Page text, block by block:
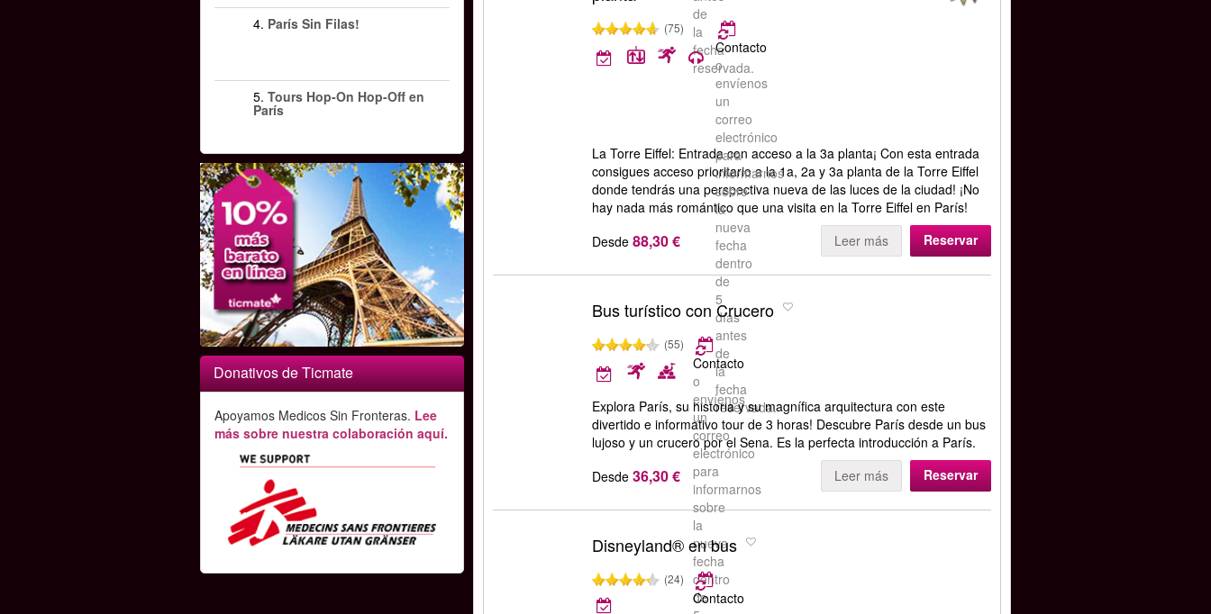
4. París Sin Filas!
5. Tours Hop-On Hop-Off en
París
Donativos de Ticmate
Apoyamos Medicos Sin Fronteras. Lee
más sobre nuestra colaboración aquí.
de
la
fecha
reservada.
(75)
Contacto
o
envíenos
un
correo
electrónico
para
informarnos
sobre
la
nueva
fecha
dentro
de
5
días
antes
de
la
fecha
reservada.
La Torre Eiffel: Entrada con acceso a la 3a planta¡ Con esta entrada
consigues acceso prioritario a la 1a, 2a y 3a planta de la Torre Eiffel
donde tendrás una perspectiva nueva de las luces de la ciudad! ¡No
hay nada más romántico que una visita en la Torre Eiffel en París!
Desde 88,30 € Leer más Reservar
Bus turístico con Crucero
(55)
Contacto
o
envíenos
un
correo
electrónico
para
informarnos
sobre
la
nueva
fecha
dentro
de
Explora París, su historia y su magnífica arquitectura con este
divertido e informativo tour de 3 horas! Descubre París desde un bus
lujoso y un crucero por el Sena. Es la perfecta introducción a París.
Desde 36,30 € Leer más Reservar
Disneyland® en bus
(24)
Contacto